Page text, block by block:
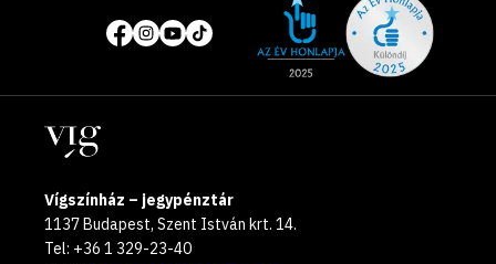
Közösségi
média
oldalak
of
year
Helyszínek
Vígszínház – jegypénztár
1137 Budapest, Szent István krt. 14.
Tel: +36 1 329-23-40